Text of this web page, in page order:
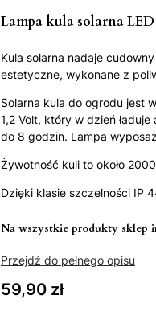
Lampa kula solarna
Kula solarna nadaje
estetyczne, wykonane z
Solarna kula do ogrodu jest
1,2 Volt, który w dzień
do 8 godzin. Lampa
Żywotność kuli to około
Dzięki klasie szczelności IP
Na wszystkie produkty sklep
Przejdź do pełnego opisu
Cena
59,90 zł